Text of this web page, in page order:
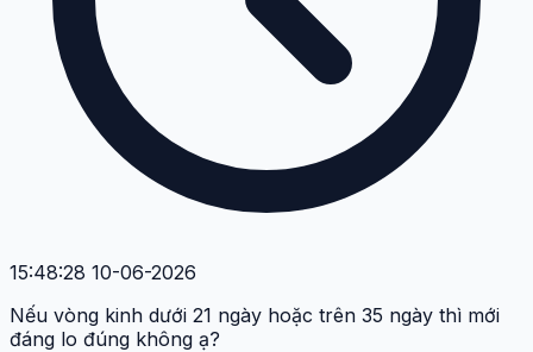
15:48:28 10-06-2026
Nếu vòng kinh dưới 21 ngày hoặc trên 35 ngày thì mới
đáng lo đúng không ạ?